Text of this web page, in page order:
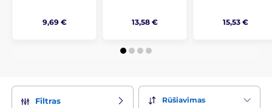
9,69 € 13,58 € 15,53 €
Filtras Rūšiavimas